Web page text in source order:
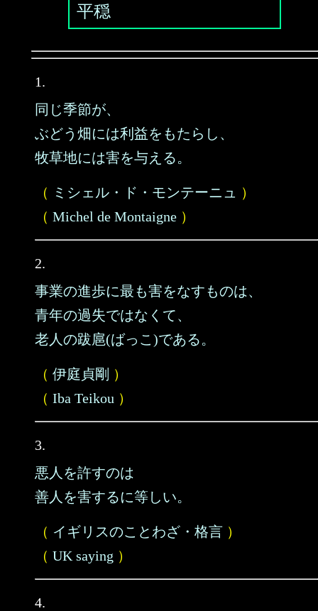
平穏
1.
同じ季節が、
ぶどう畑には利益をもたらし、
牧草地には害を与える。
（ ミシェル・ド・モンテーニュ
）
（ Michel de Montaigne ）
2.
事業の進歩に最も害をなすものは、
青年の過失ではなくて、
老人の跋扈(ばっこ)である。
（ 伊庭貞剛 ）
（ Iba Teikou ）
3.
悪人を許すのは
善人を害するに等しい。
（ イギリスのことわざ・格言 ）
（ UK saying ）
4.